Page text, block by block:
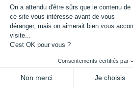
Facilité d'utilisation :
333,33€HT
DEMANDER UN
On a attendu d'être sûrs que le contenu de
ce site vous intéresse avant de vous
déranger, mais on aimerait bien vous
visite...
C'est OK pour vous ?
Consentements certifiés par
Non merci Je choisis